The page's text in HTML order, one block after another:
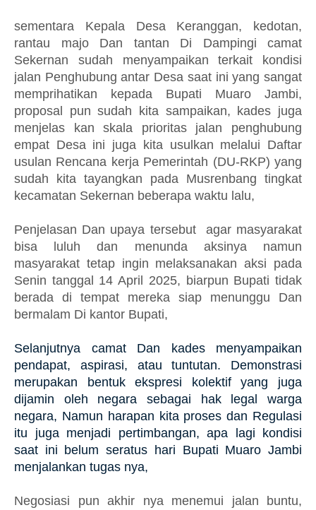
sementara Kepala Desa Keranggan, kedotan,
rantau majo Dan tantan Di Dampingi camat
Sekernan sudah menyampaikan terkait kondisi
jalan Penghubung antar Desa saat ini yang sangat
memprihatikan kepada Bupati Muaro Jambi,
proposal pun sudah kita sampaikan, kades juga
menjelas kan skala prioritas jalan penghubung
empat Desa ini juga kita usulkan melalui Daftar
usulan Rencana kerja Pemerintah (DU-RKP) yang
sudah kita tayangkan pada Musrenbang tingkat
kecamatan Sekernan beberapa waktu lalu,
Penjelasan Dan upaya tersebut agar masyarakat
bisa luluh dan menunda aksinya namun
masyarakat tetap ingin melaksanakan aksi pada
Senin tanggal 14 April 2025, biarpun Bupati tidak
berada di tempat mereka siap menunggu Dan
bermalam Di kantor Bupati,
Selanjutnya camat Dan kades menyampaikan
pendapat, aspirasi, atau tuntutan. Demonstrasi
merupakan bentuk ekspresi kolektif yang juga
dijamin oleh negara sebagai hak legal warga
negara, Namun harapan kita proses dan Regulasi
itu juga menjadi pertimbangan, apa lagi kondisi
saat ini belum seratus hari Bupati Muaro Jambi
menjalankan tugas nya,
Negosiasi pun akhir nya menemui jalan buntu,